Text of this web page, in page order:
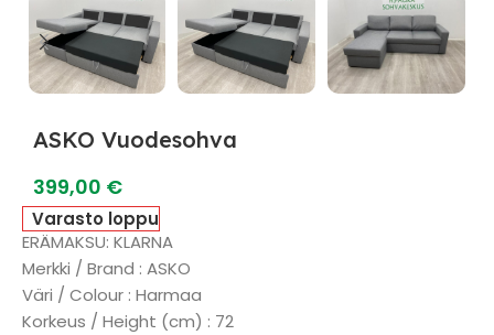
ASKO Vuodesohva
399,00 €
Varasto loppu
ERÄMAKSU: KLARNA
Merkki / Brand : ASKO
Väri / Colour : Harmaa
Korkeus / Height (cm) : 72